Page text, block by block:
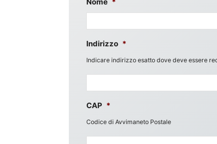
Indirizzo *
Indicare indirizzo esatto dove deve essere
CAP *
Codice di Avvimaneto Postale